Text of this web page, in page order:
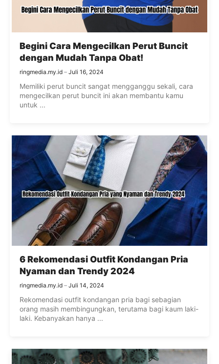
Begini Cara Mengecilkan Perut Buncit
dengan Mudah Tanpa Obat!
ringmedia.my.id Juli 16, 2024
Memiliki perut buncit sangat mengganggu sekali, cara
mengecilkan perut buncit ini akan membantu kamu
untuk ...
6 Rekomendasi Outfit Kondangan Pria
Nyaman dan Trendy 2024
ringmedia.my.id Juli 14, 2024
Rekomendasi outfit kondangan pria bagi sebagian
orang masih membingungkan, terutama bagi kaum laki-
laki. Kebanyakan hanya ...